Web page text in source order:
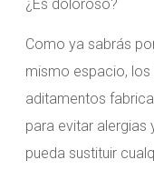
¿Es doloroso?
Como ya sabrás
mismo espacio, los
aditamentos
para evitar alergias
pueda sustituir